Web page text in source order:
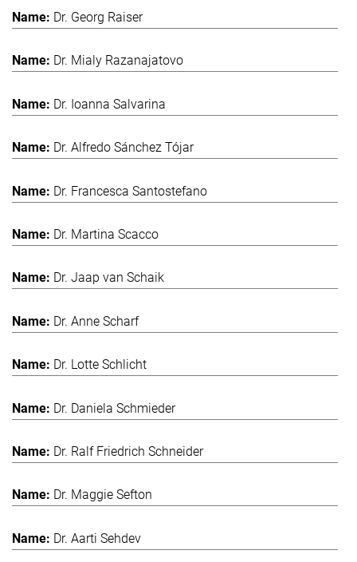
Dr. Georg Raiser
Dr. Mialy Razanajatovo
Dr. Ioanna Salvarina
Dr. Alfredo Sánchez Tójar
Dr. Francesca Santostefano
Dr. Martina Scacco
Dr. Jaap van Schaik
Dr. Anne Scharf
Dr. Lotte Schlicht
Dr. Daniela Schmieder
Dr. Ralf Friedrich Schneider
Dr. Maggie Sefton
Dr. Aarti Sehdev